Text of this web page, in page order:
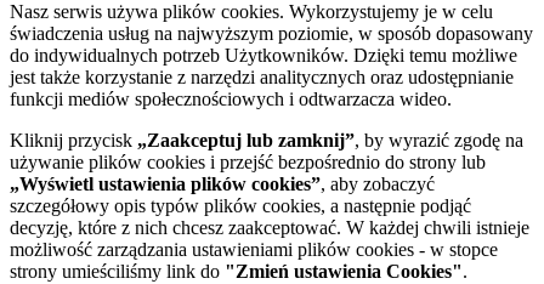
Nasz serwis używa plików cookies. Wykorzystujemy je w celu
świadczenia usług na najwyższym poziomie, w sposób dopasowany
do indywidualnych potrzeb Użytkowników. Dzięki temu możliwe
jest także korzystanie z narzędzi analitycznych oraz udostępnianie
funkcji mediów społecznościowych i odtwarzacza wideo.
Kliknij przycisk „Zaakceptuj lub zamknij”, by wyrazić zgodę na
używanie plików cookies i przejść bezpośrednio do strony lub
„Wyświetl ustawienia plików cookies”, aby zobaczyć
szczegółowy opis typów plików cookies, a następnie podjąć
decyzję, które z nich chcesz zaakceptować. W każdej chwili istnieje
możliwość zarządzania ustawieniami plików cookies - w stopce
strony umieściliśmy link do "Zmień ustawienia Cookies".